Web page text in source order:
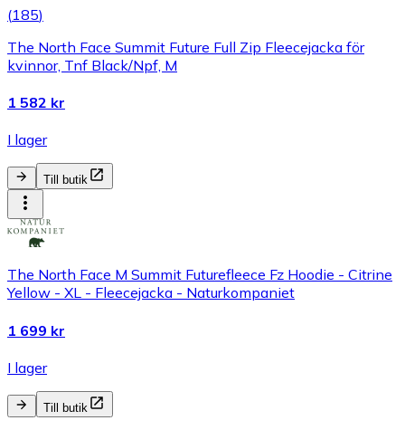
(185)
The North Face Summit Future Full Zip Fleecejacka för
kvinnor, Tnf Black/Npf, M
1 582 kr
I lager
Till butik
The North Face M Summit Futurefleece Fz Hoodie - Citrine
Yellow - XL - Fleecejacka - Naturkompaniet
1 699 kr
I lager
Till butik